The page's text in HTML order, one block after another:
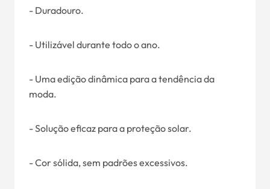
- Duradouro.
- Utilizável durante todo o ano.
- Uma edição dinâmica para a tendência da
moda.
- Solução eficaz para a proteção solar.
- Cor sólida, sem padrões excessivos.